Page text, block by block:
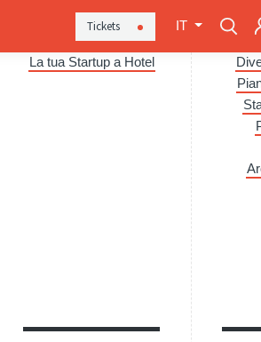
Tickets IT
La tua Startup a Hotel